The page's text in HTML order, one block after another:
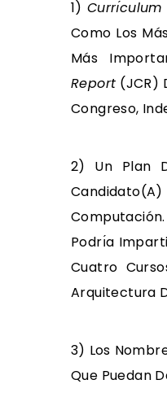
1) Currı́culum
Como Los
Más
Report (JCR)
Congreso,
2) Un Plan
Candidato(a)
Podrı́a
Cuatro
Arquitectura
3) Los
Que Puedan